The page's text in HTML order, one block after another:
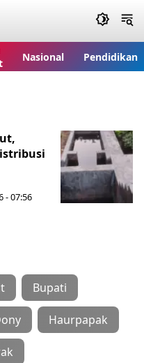
Nasional Pendidikan
- 07:56
Bupati
Haurpapak